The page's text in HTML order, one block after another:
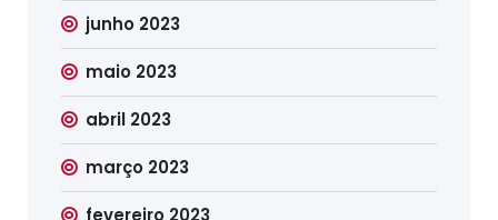
junho 2023
maio 2023
abril 2023
março 2023
fevereiro 2023